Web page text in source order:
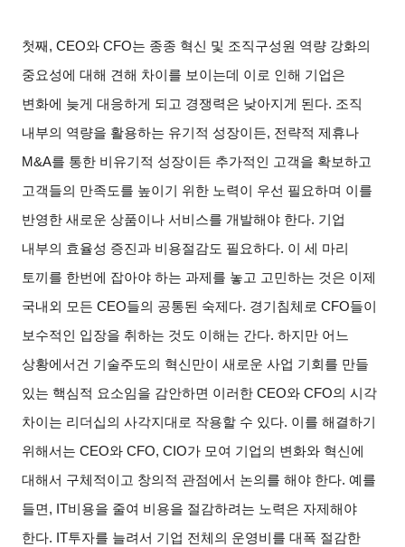
첫째 , CEO와 CFO는 종종 혁신 및 조직구성원 역량 강화의
중요성에 대해 견해 차이를 보이는데 이로 인해 기업은
변화에 늦게 대응하게 되고 경쟁력은 낮아지게 된다. 조직
내부의 역량을 활용하는 유기적 성장이든, 전략적 제휴나
M&A를 통한 비유기적 성장이든 추가적인 고객을 확보하고
고객들의 만족도를 높이기 위한 노력이 우선 필요하며 이를
반영한 새로운 상품이나 서비스를 개발해야 한다. 기업
내부의 효율성 증진과 비용절감도 필요하다. 이 세 마리
토끼를 한번에 잡아야 하는 과제를 놓고 고민하는 것은 이제
국내외 모든 CEO들의 공통된 숙제다. 경기침체로 CFO들이
보수적인 입장을 취하는 것도 이해는 간다.하지만 어느
상황에서건 기술주도의 혁신만이 새로운 사업 기회를 만들
있는 핵심적 요소임을 감안하면 이러한 CEO와 CFO의 시각
차이는 리더십의 사각지대로 작용할 수 있다. 이를 해결하기
위해서는 CEO와 CFO, CIO가 모여 기업의 변화와 혁신에
대해서 구체적이고 창의적 관점에서 논의를 해야 한다.예를
들면 , IT비용을 줄여 비용을 절감하려는 노력은 자제해야
한다. IT투자를 늘려서 기업 전체의 운영비를 대폭 절감한